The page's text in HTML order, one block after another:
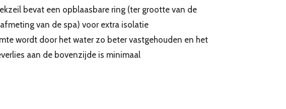
bevat een opblaasbare ring (ter grootte van de
van de spa) voor extra isolatie
wordt door het water zo beter vastgehouden en het
aan de bovenzijde is minimaal